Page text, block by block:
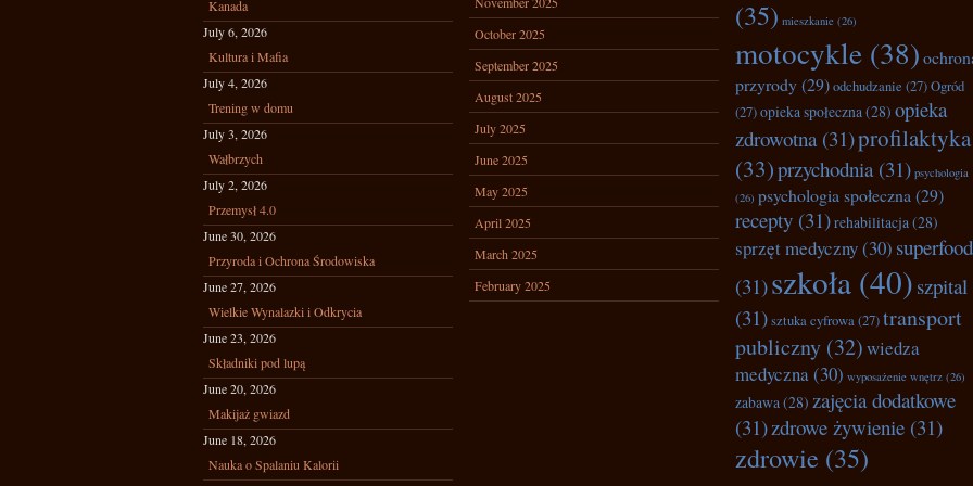
Kanada
July 6, 2026
Kultura i Mafia
July 4, 2026
Trening w domu
July 3, 2026
Wałbrzych
July 2, 2026
Przemysł 4.0
June 30, 2026
Przyroda i Ochrona Środowiska
June 27, 2026
Wielkie Wynalazki i Odkrycia
June 23, 2026
Składniki pod lupą
June 20, 2026
Makijaż gwiazd
June 18, 2026
Nauka o Spalaniu Kalorii
October 2025
September 2025
August 2025
July 2025
June 2025
May 2025
April 2025
March 2025
February 2025
(35) mieszkanie (26)
motocykle (38)
przyrody(29)odchudzanie (27)Ogród
(27)opieka społeczna(28) opieka
zdrowotna(31)profilaktyka
(33)przychodnia(31) psychologia
(26) psychologia społeczna (29)
recepty (31)rehabilitacja(28)
sprzęt medyczny(30)
(31)szkoła (40) szpital
(31)sztuka cyfrowa(27)transport
publiczny (32)wiedza
medyczna(30) wyposażenie wnętrz (26)
zabawa(28) zajęcia dodatkowe
(31)zdrowe żywienie (31)
zdrowie (35)